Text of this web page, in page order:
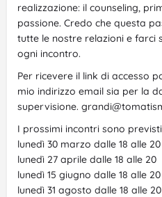
realizzazione: il counseling,
passione. Credo che questa
tutte le nostre relazioni e farci
ogni incontro.
Per ricevere il link di accesso
mio indirizzo email sia per la
supervisione.
I prossimi incontri sono
lunedì 30 marzo dalle 18 alle 20
lunedì 27 aprile dalle 18 alle 20
lunedì 15 giugno dalle 18 alle 20
lunedì 31 agosto dalle 18 alle 20